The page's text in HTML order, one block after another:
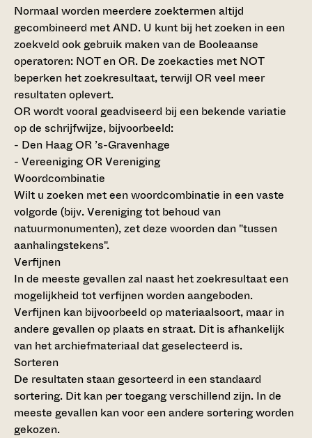
Normaal worden meerdere zoektermen altijd
gecombineerd met AND. U kunt bij het zoeken in een
zoekveld ook gebruik maken van de Booleaanse
operatoren: NOT en OR. De zoekacties met NOT
beperken het zoekresultaat, terwijl OR veel meer
resultaten oplevert.
OR wordt vooral geadviseerd bij een bekende variatie
op de schrijfwijze, bijvoorbeeld:
- Den Haag OR ’s-Gravenhage
- Vereeniging OR Vereniging
Woordcombinatie
Wilt u zoeken met een woordcombinatie in een vaste
volgorde (bijv. Vereniging tot behoud van
natuurmonumenten), zet deze woorden dan "tussen
aanhalingstekens".
Verfijnen
In de meeste gevallen zal naast het zoekresultaat een
mogelijkheid tot verfijnen worden aangeboden.
Verfijnen kan bijvoorbeeld op materiaalsoort, maar in
andere gevallen op plaats en straat. Dit is afhankelijk
van het archiefmateriaal dat geselecteerd is.
Sorteren
De resultaten staan gesorteerd in een standaard
sortering. Dit kan per toegang verschillend zijn. In de
meeste gevallen kan voor een andere sortering worden
gekozen.